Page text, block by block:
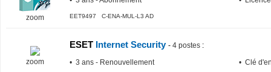
zoom EET9497 C-ENA-MUL-L3 AD
zoom
ESET Internet Security - 4 postes :
• 3 ans - Renouvellement
• Clé